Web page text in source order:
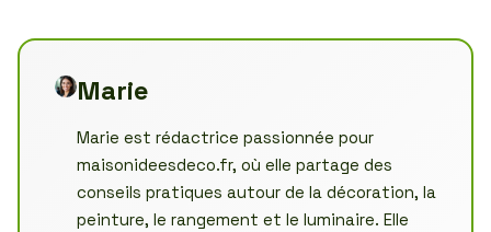
Marie
Marie est rédactrice passionnée pour
maisonideesdeco.fr, où elle partage des
conseils pratiques autour de la décoration, la
peinture, le rangement et le luminaire. Elle